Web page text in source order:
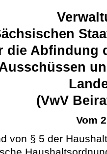
die Abfindung
(VwV
Vom
von § 5 der